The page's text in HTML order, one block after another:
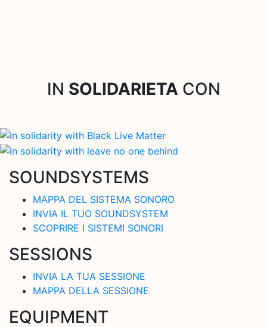
IN SOLIDARIETA CON
SOUNDSYSTEMS
MAPPA DEL SISTEMA SONORO
INVIA IL TUO SOUNDSYSTEM
SCOPRIRE I SISTEMI SONORI
SESSIONS
INVIA LA TUA SESSIONE
MAPPA DELLA SESSIONE
EQUIPMENT